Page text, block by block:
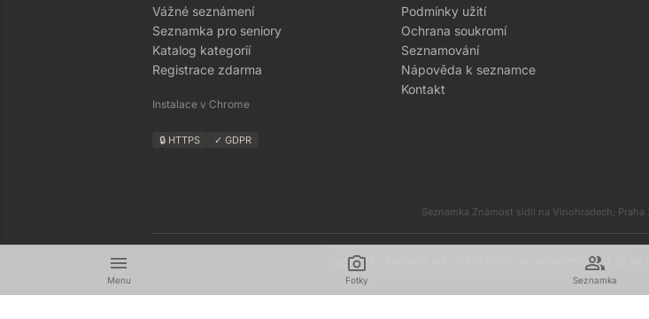
menu
Menu
camera_alt
Fotky
group
Seznamka
Vážné seznámení
Seznamka pro seniory
Katalog kategorií
Registrace zdarma
Instalace v Chrome
🔒 HTTPS ✓ GDPR
Podmínky užití
Ochrana soukromí
Seznamování
Nápověda k seznamce
Kontakt
Seznamka Známost sídlí na Vinohradech, Praha
Seznamka Známost má 70 621 členů, seznamujete se už 25 let